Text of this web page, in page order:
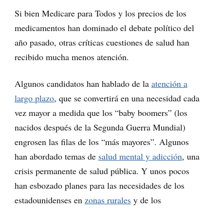
Si bien Medicare para Todos y los precios de los
medicamentos han dominado el debate político del
año pasado, otras críticas cuestiones de salud han
recibido mucha menos atención.
Algunos candidatos han hablado de la atención a
largo plazo, que se convertirá en una necesidad cada
vez mayor a medida que los “baby boomers” (los
nacidos después de la Segunda Guerra Mundial)
engrosen las filas de los “más mayores”. Algunos
han abordado temas de salud mental y adicción, una
crisis permanente de salud pública. Y unos pocos
han esbozado planes para las necesidades de los
estadounidenses en zonas rurales y de los